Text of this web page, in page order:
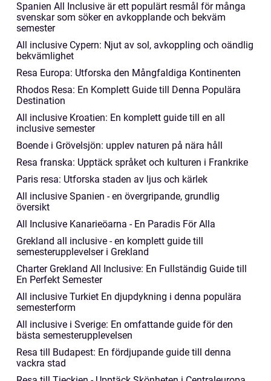
Spanien All Inclusive är ett populärt resmål för många
svenskar som söker en avkopplande och bekväm
semester
All inclusive Cypern: Njut av sol, avkoppling och oändlig
bekvämlighet
Resa Europa: Utforska den Mångfaldiga Kontinenten
Rhodos Resa: En Komplett Guide till Denna Populära
Destination
All inclusive Kroatien: En komplett guide till en all
inclusive semester
Boende i Grövelsjön: upplev naturen på nära håll
Resa franska: Upptäck språket och kulturen i Frankrike
Paris resa: Utforska staden av ljus och kärlek
All inclusive Spanien - en övergripande, grundlig
översikt
All Inclusive Kanarieöarna - En Paradis För Alla
Grekland all inclusive - en komplett guide till
semesterupplevelser i Grekland
Charter Grekland All Inclusive: En Fullständig Guide till
En Perfekt Semester
All inclusive Turkiet En djupdykning i denna populära
semesterform
All inclusive i Sverige: En omfattande guide för den
bästa semesterupplevelsen
Resa till Budapest: En fördjupande guide till denna
vackra stad